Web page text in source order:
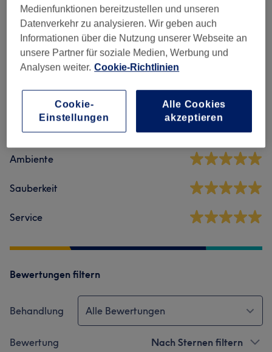
Nagelmodellage (9 ) ab 7 €
Salonbewertungen
5,0
Ambiente
Sauberkeit
Service
Bewertungen filtern
Behandlung Alle Bewertungen
Bewertung Nach Sternen filtern
Medienfunktionen bereitzustellen und unseren
Datenverkehr zu analysieren. Wir geben auch
Informationen über die Nutzung unserer Webseite an
unsere Partner für soziale Medien, Werbung und
Analysen weiter. Cookie-Richtlinien
Alle Cookies
akzeptieren
Cookie-
Einstellungen